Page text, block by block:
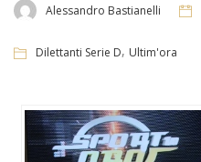
Alessandro Bastianelli
Dilettanti Serie D, Ultim'ora